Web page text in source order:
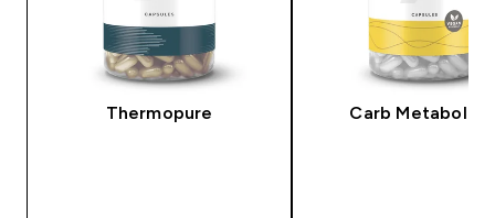
Thermopure Carb